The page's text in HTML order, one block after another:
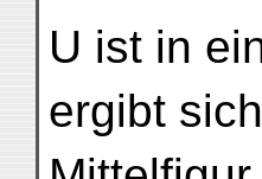
U ist in
ergibt